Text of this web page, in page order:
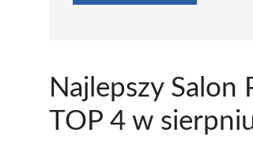
Najlepszy Salon
TOP 4 w